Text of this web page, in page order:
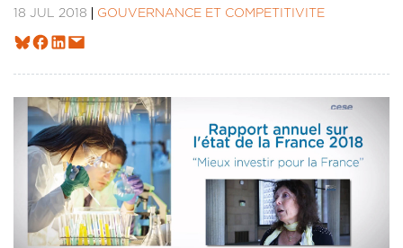
IA
ESPACE ADHÉRENTS
ADHÉRER
CONTACT
LA REVUE CADRES
LE CREFAC
L’OBSERVATOIRE DES CADRES
18 JUL 2018 GOUVERNANCE ET COMPÉTITIVITÉ